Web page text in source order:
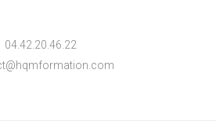
04.42.20.46.22